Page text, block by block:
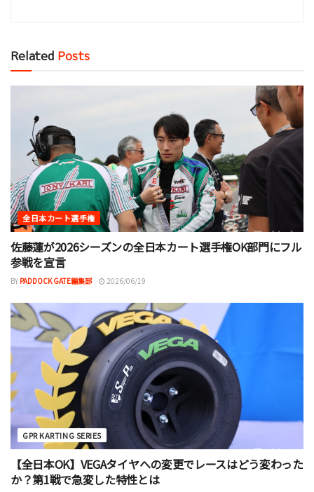
Related Posts
全日本カート選手権
佐藤蓮が2026シーズンの全日本カート選手権OK部門にフル
参戦を宣言
BY PADDOCK GATE編集部 2026/06/19
GPR KARTING SERIES
【全日本OK】VEGAタイヤへの変更でレースはどう変わった
か？第1戦で急変した特性とは